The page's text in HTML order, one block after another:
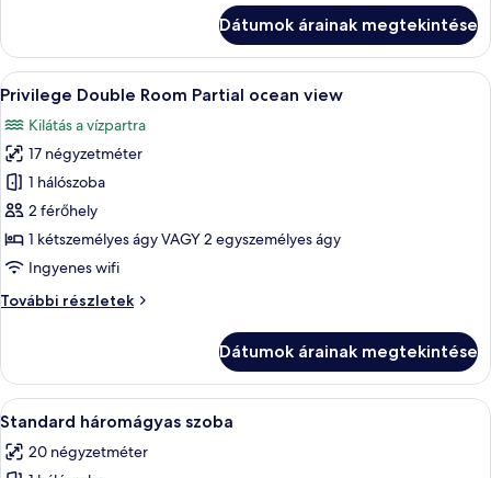
további
részletei
Dátumok árainak megtekintése
A
következő
szoba
összes
képének
megtekintése:
Privilege
Double
Room
Partial
Egy erkély, melyen két szék és egy
4
Privilege Double Room Partial ocean view
Kilátás a vízpartra
17 négyzetméter
1 hálószoba
2 férőhely
1 kétszemélyes ágy VAGY 2 egyszemélyes ágy
Ingyenes wifi
További részletek
Privilege
ocean
view
további
Dátumok árainak megtekintése
A
következő
szoba
Egy szállodai szoba két ággyal,
3
Standard háromágyas szoba
20 négyzetméter